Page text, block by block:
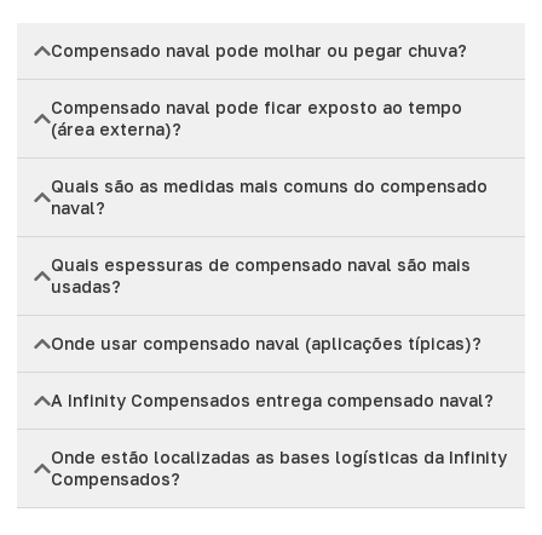
Compensado naval pode molhar ou pegar chuva?
Compensado naval pode ficar exposto ao tempo
(área externa)?
Quais são as medidas mais comuns do compensado
naval?
Quais espessuras de compensado naval são mais
usadas?
Onde usar compensado naval (aplicações típicas)?
A Infinity Compensados entrega compensado naval?
Onde estão localizadas as bases logísticas da Infinity
Compensados?